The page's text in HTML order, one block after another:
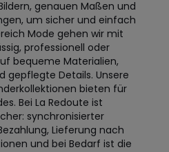
genauen Maßen und
um sicher und einfach
Mode gehen wir mit
professionell oder
bequeme Materialien,
gepflegte Details. Unsere
bieten für
Bei La Redoute ist
synchronisierter
Lieferung nach
und bei Bedarf ist die